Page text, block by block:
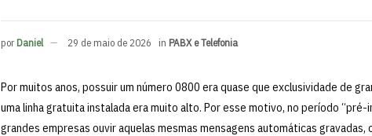
por Daniel 29 de maio de 2026 in PABX e Telefonia
Por muitos anos, possuir um número 0800 era quase que exclusividade de
uma linha gratuita instalada era muito alto. Por esse motivo, no período “pré-
grandes empresas ouvir aquelas mesmas mensagens automáticas gravadas,